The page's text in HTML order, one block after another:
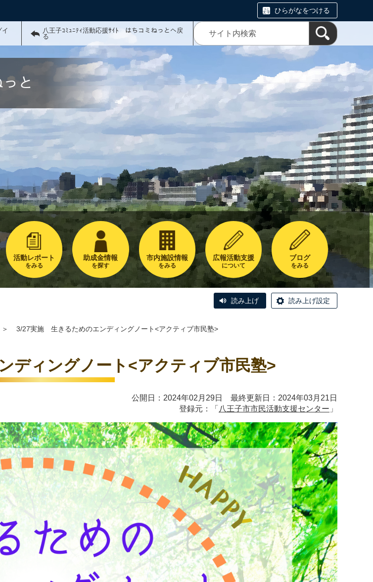
ひらがなをつける
イ
八王子ｺﾐｭﾆﾃｨ活動応援ｻｲﾄ はちコミねっとへ戻
る
と
活動レポート
をみる
助成金情報
を探す
市内施設情報
をみる
広報活動支援
について
ブログ
をみる
読み上げ 読み上げ設定
＞ 3/27実施 生きるためのエンディングノート<アクティブ市民塾>
ィングノート<アクティブ市民塾>
公開日：2024年02月29日 最終更新日：2024年03月21日
登録元：「 八王子市市民活動支援センター 」